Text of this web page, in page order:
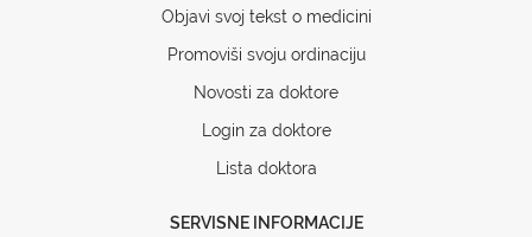
Objavi svoj tekst o medicini
Promoviši svoju ordinaciju
Novosti za doktore
Login za doktore
Lista doktora
SERVISNE INFORMACIJE